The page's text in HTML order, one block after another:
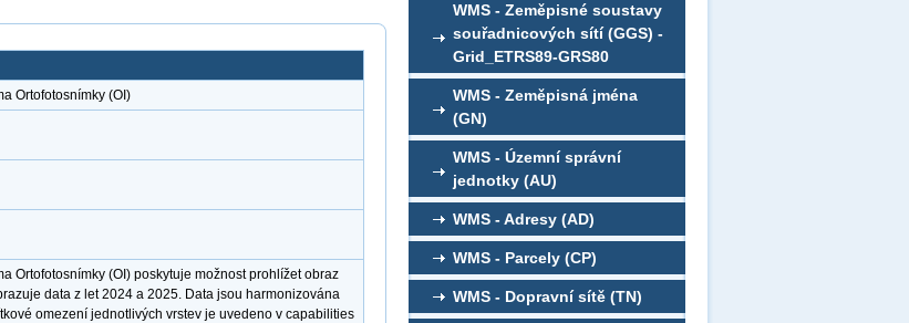
WMS - Zeměpisné soustavy
souřadnicových sítí (GGS) -
Grid_ETRS89-GRS80
WMS - Zeměpisná jména
(GN)
WMS - Územní správní
jednotky (AU)
WMS - Adresy (AD)
WMS - Parcely (CP)
WMS - Dopravní sítě (TN)
Ortofotosnímky (OI)
Ortofotosnímky (OI) poskytuje možnost prohlížet obraz
data z let 2024 a 2025. Data jsou harmonizována
omezení jednotlivých vrstev je uvedeno v capabilities